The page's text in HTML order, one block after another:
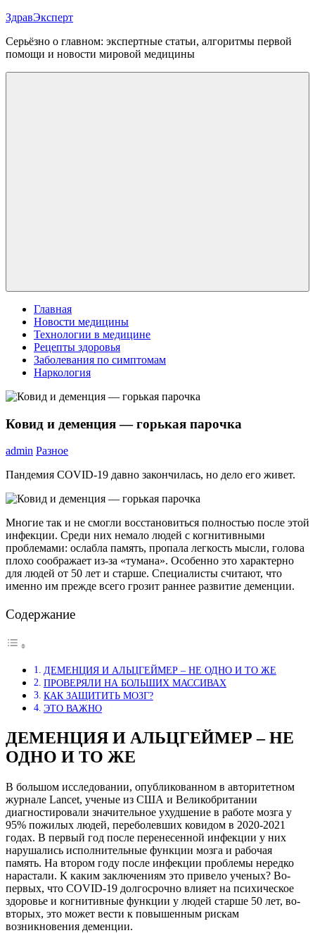
Перейти
содержимому
ЗдравЭксперт
Серьёзно о главном: экспертные статьи, алгоритмы первой
помощи и новости мировой медицины
Главная
Новости медицины
Технологии в медицине
Рецепты здоровья
Заболевания по симптомам
Наркология
Ковид и деменция — горькая парочка
admin Разное
Пандемия COVID-19 давно закончилась, но дело его живет.
Многие так и не смогли восстановиться полностью после этой
инфекции. Среди них немало людей с когнитивными
проблемами: ослабла память, пропала легкость мысли, голова
плохо соображает из-за «тумана». Особенно это характерно
для людей от 50 лет и старше. Специалисты считают, что
именно им прежде всего грозит раннее развитие деменции.
Содержание
ДЕМЕНЦИЯ И АЛЬЦГЕЙМЕР – НЕ ОДНО И ТО ЖЕ
ПРОВЕРЯЛИ НА БОЛЬШИХ МАССИВАХ
КАК ЗАЩИТИТЬ МОЗГ?
ЭТО ВАЖНО
ДЕМЕНЦИЯ И АЛЬЦГЕЙМЕР – НЕ
ОДНО И ТО ЖЕ
В большом исследовании, опубликованном в авторитетном
журнале Lancet, ученые из США и Великобритании
диагностировали значительное ухудшение в работе мозга у
95% пожилых людей, переболевших ковидом в 2020-2021
годах. В первый год после перенесенной инфекции у них
нарушались исполнительные функции мозга и рабочая
память. На втором году после инфекции проблемы нередко
нарастали. К каким заключениям это привело ученых? Во-
первых, что COVID-19 долгосрочно влияет на психическое
здоровье и когнитивные функции у людей старше 50 лет, во-
вторых, это может вести к повышенным рискам
возникновения деменции.